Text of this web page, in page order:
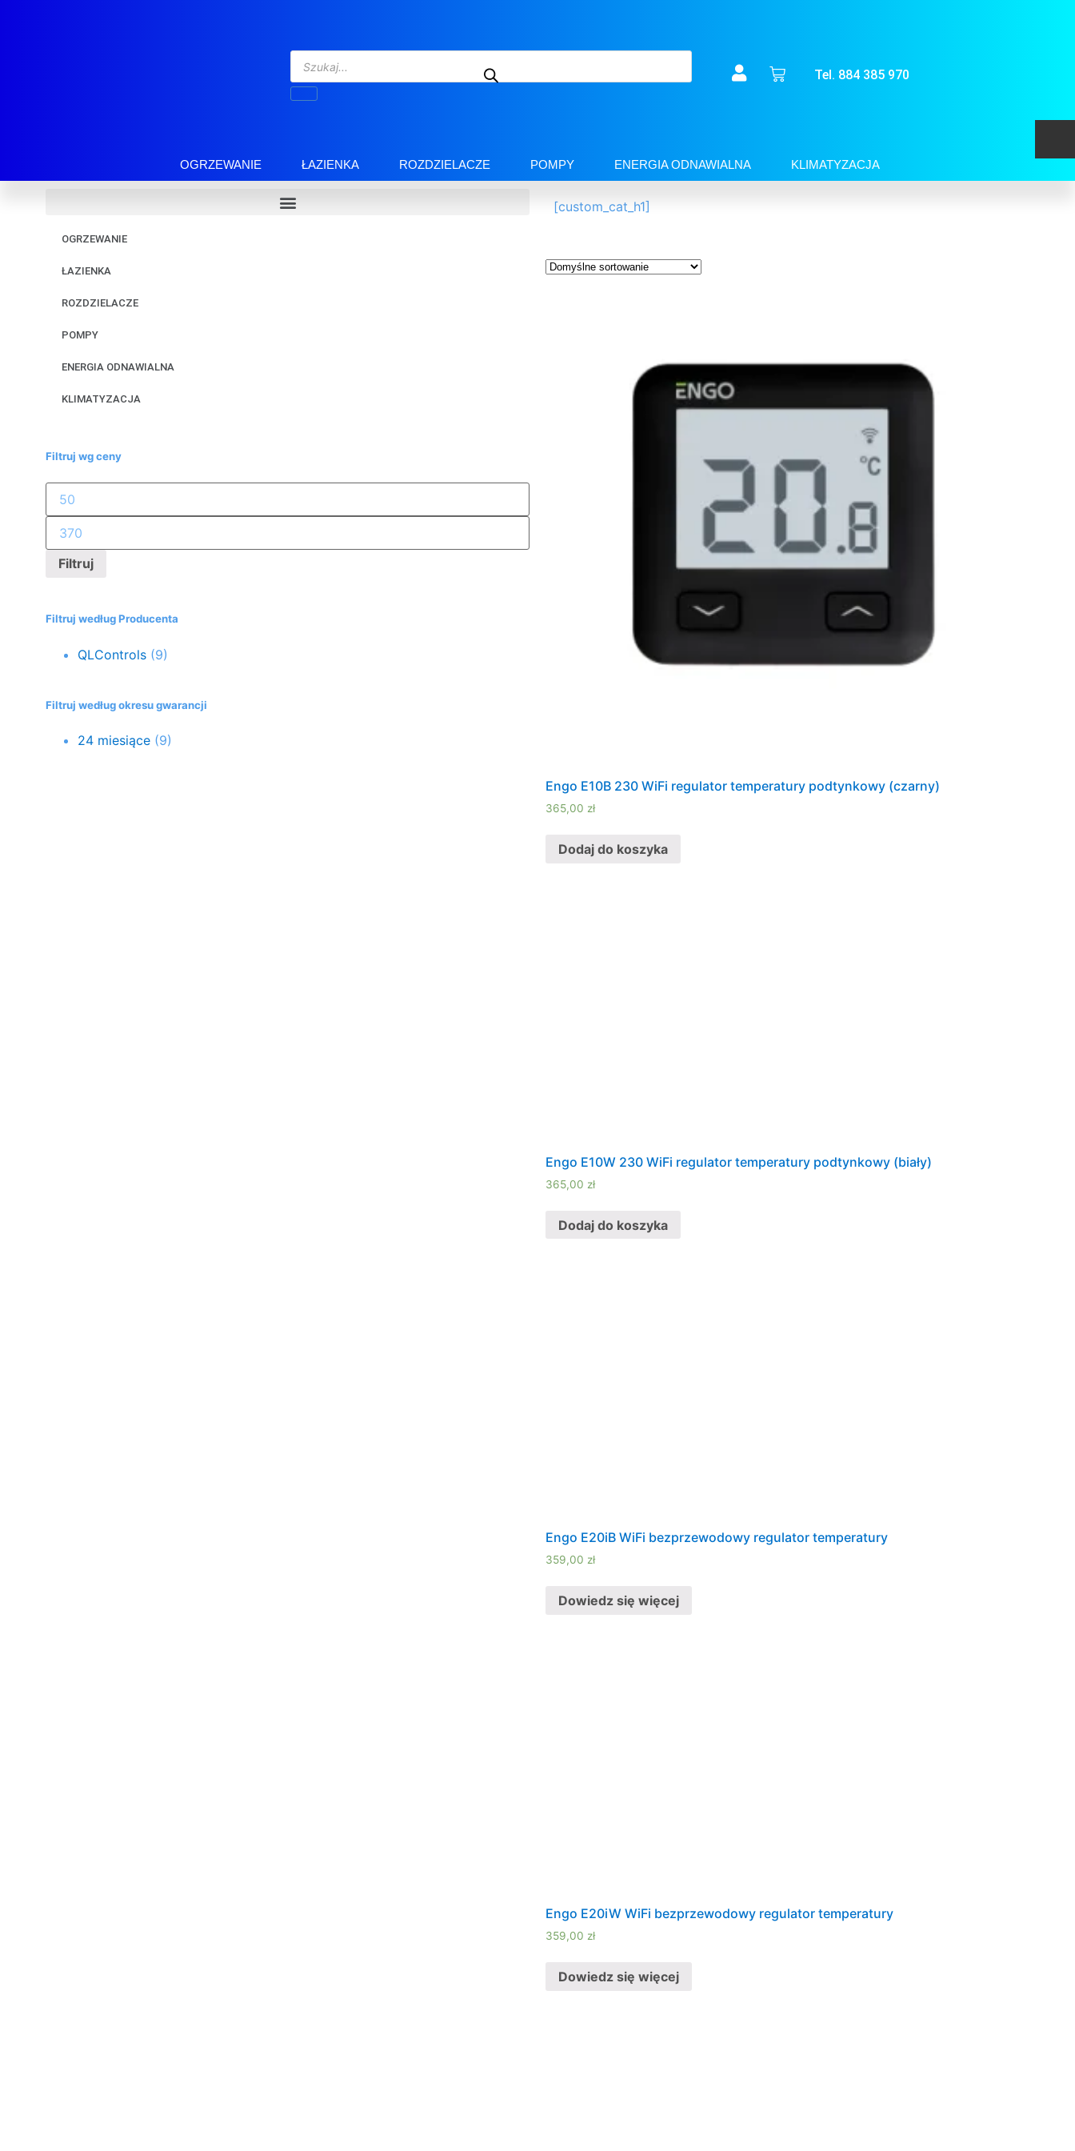
Tel. 884 385 970
OGRZEWANIE ŁAZIENKA ROZDZIELACZE POMPY ENERGIA ODNAWIALNA KLIMATYZACJA
OGRZEWANIE
ŁAZIENKA
ROZDZIELACZE
POMPY
ENERGIA ODNAWIALNA
KLIMATYZACJA
Filtruj wg ceny
Filtruj
Filtruj według Producenta
QLControls (9)
Filtruj według okresu gwarancji
24 miesiące (9)
[custom_cat_h1]
Engo E10B 230 WiFi regulator temperatury podtynkowy (czarny)
365,00 zł
Dodaj do koszyka
Engo E10W 230 WiFi regulator temperatury podtynkowy (biały)
365,00 zł
Dodaj do koszyka
Engo E20iB WiFi bezprzewodowy regulator temperatury
359,00 zł
Dowiedz się więcej
Engo E20iW WiFi bezprzewodowy regulator temperatury
359,00 zł
Dowiedz się więcej